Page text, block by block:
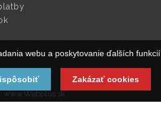
www.Webplus.sk
webu a poskytovanie ďalších funkcií.
Zakázať cookies